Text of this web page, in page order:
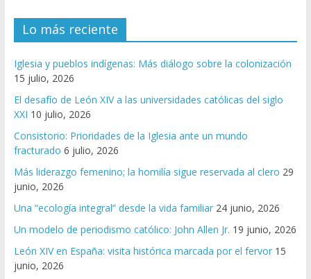
Lo más reciente
Iglesia y pueblos indígenas: Más diálogo sobre la colonización
15 julio, 2026
El desafío de León XIV a las universidades católicas del siglo
XXI 10 julio, 2026
Consistorio: Prioridades de la Iglesia ante un mundo
fracturado 6 julio, 2026
Más liderazgo femenino; la homilía sigue reservada al clero 29
junio, 2026
Una “ecología integral” desde la vida familiar 24 junio, 2026
Un modelo de periodismo católico: John Allen Jr. 19 junio, 2026
León XIV en España: visita histórica marcada por el fervor 15
junio, 2026